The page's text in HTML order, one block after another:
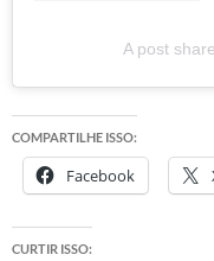
A post
COMPARTILHE ISSO:
Facebook
CURTIR ISSO: